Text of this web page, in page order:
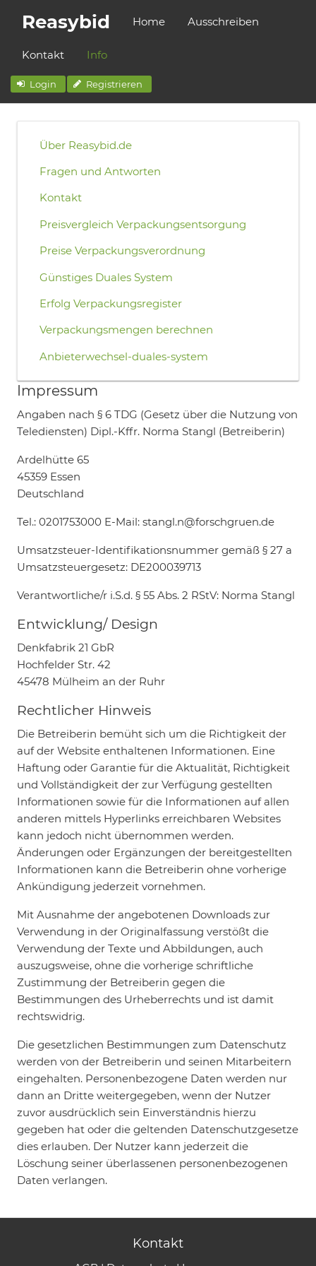
Reasybid Home Ausschreiben
Kontakt Info
Login Registrieren
Über Reasybid.de
Fragen und Antworten
Kontakt
Preisvergleich Verpackungsentsorgung
Preise Verpackungsverordnung
Günstiges Duales System
Erfolg Verpackungsregister
Verpackungsmengen berechnen
Anbieterwechsel-duales-system
Impressum
Angaben nach § 6 TDG (Gesetz über die Nutzung von
Telediensten) Dipl.-Kffr. Norma Stangl (Betreiberin)
Ardelhütte 65
45359 Essen
Deutschland
Tel.: 0201753000 E-Mail: stangl.n@forschgruen.de
Umsatzsteuer-Identifikationsnummer gemäß § 27 a
Umsatzsteuergesetz: DE200039713
Verantwortliche/r i.S.d. § 55 Abs. 2 RStV: Norma Stangl
Entwicklung/ Design
Denkfabrik 21 GbR
Hochfelder Str. 42
45478 Mülheim an der Ruhr
Rechtlicher Hinweis
Die Betreiberin bemüht sich um die Richtigkeit der
auf der Website enthaltenen Informationen. Eine
Haftung oder Garantie für die Aktualität, Richtigkeit
und Vollständigkeit der zur Verfügung gestellten
Informationen sowie für die Informationen auf allen
anderen mittels Hyperlinks erreichbaren Websites
kann jedoch nicht übernommen werden.
Änderungen oder Ergänzungen der bereitgestellten
Informationen kann die Betreiberin ohne vorherige
Ankündigung jederzeit vornehmen.
Mit Ausnahme der angebotenen Downloads zur
Verwendung in der Originalfassung verstößt die
Verwendung der Texte und Abbildungen, auch
auszugsweise, ohne die vorherige schriftliche
Zustimmung der Betreiberin gegen die
Bestimmungen des Urheberrechts und ist damit
rechtswidrig.
Die gesetzlichen Bestimmungen zum Datenschutz
werden von der Betreiberin und seinen Mitarbeitern
eingehalten. Personenbezogene Daten werden nur
dann an Dritte weitergegeben, wenn der Nutzer
zuvor ausdrücklich sein Einverständnis hierzu
gegeben hat oder die geltenden Datenschutzgesetze
dies erlauben. Der Nutzer kann jederzeit die
Löschung seiner überlassenen personenbezogenen
Daten verlangen.
Kontakt